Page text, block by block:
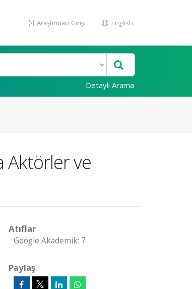
Araştırmacı Girişi English
Detaylı Arama
Aktörler ve
Atıflar
Google Akademik: 7
Paylaş